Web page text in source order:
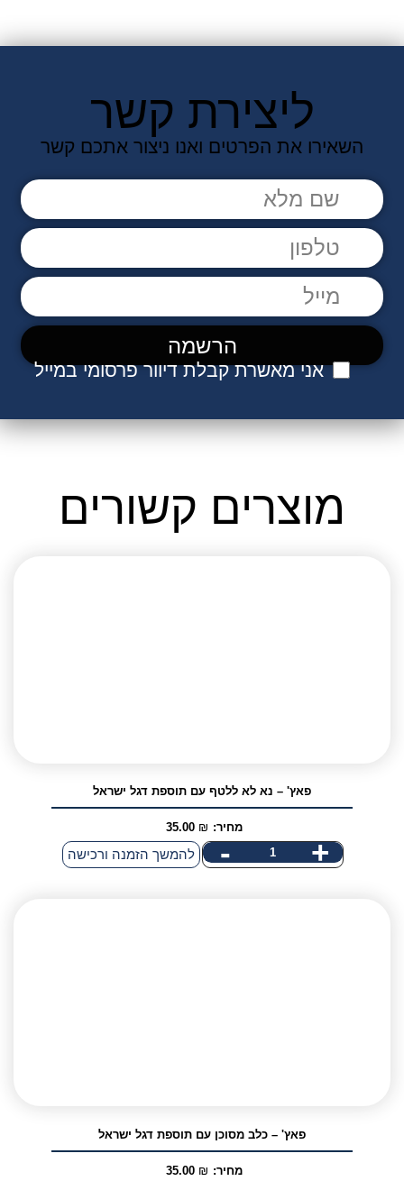
ליצירת קשר
השאירו את הפרטים ואנו ניצור אתכם קשר
אני מאשרת קבלת דיוור פרסומי במייל
מוצרים קשורים
פאץ' – נא לא ללטף עם תוספת דגל ישראל
מחיר: 35.00 ₪
+
כמות
- להמשך הזמנה ורכישה
פאץ' – כלב מסוכן עם תוספת דגל ישראל
מחיר: 35.00 ₪